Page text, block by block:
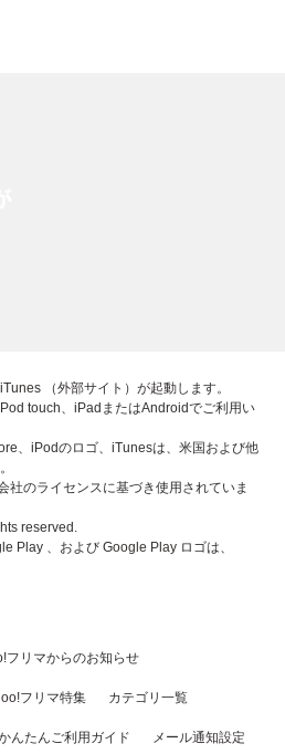
（外部サイト）が起動します。
touch、iPadまたはAndroidでご利用い
、iPodのロゴ、iTunesは、米国および他
社のライセンスに基づき使用されていま
reserved.
Play 、および Google Play ロゴは、
フリマからのお知らせ
フリマ特集 カテゴリ一覧
んたんご利用ガイド メール通知設定